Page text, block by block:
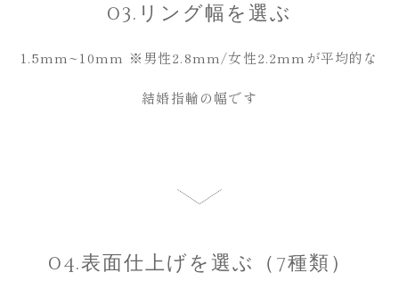
03.リング幅を選ぶ
1.5mm~10mm ※男性2.8mm/女性2.2mmが平均的な
結婚指輪の幅です
04.表面仕上げを選ぶ（7種類）